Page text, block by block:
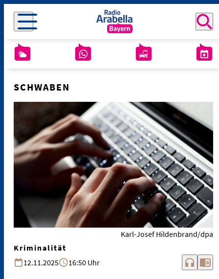
SCHWABEN
Karl-Josef Hildenbrand/dpa
Kriminalität
12.11.2025
16:50 Uhr headphones chrome_reader_mode